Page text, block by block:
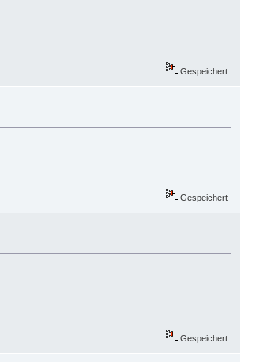
Gespeichert
Gespeichert
Gespeichert